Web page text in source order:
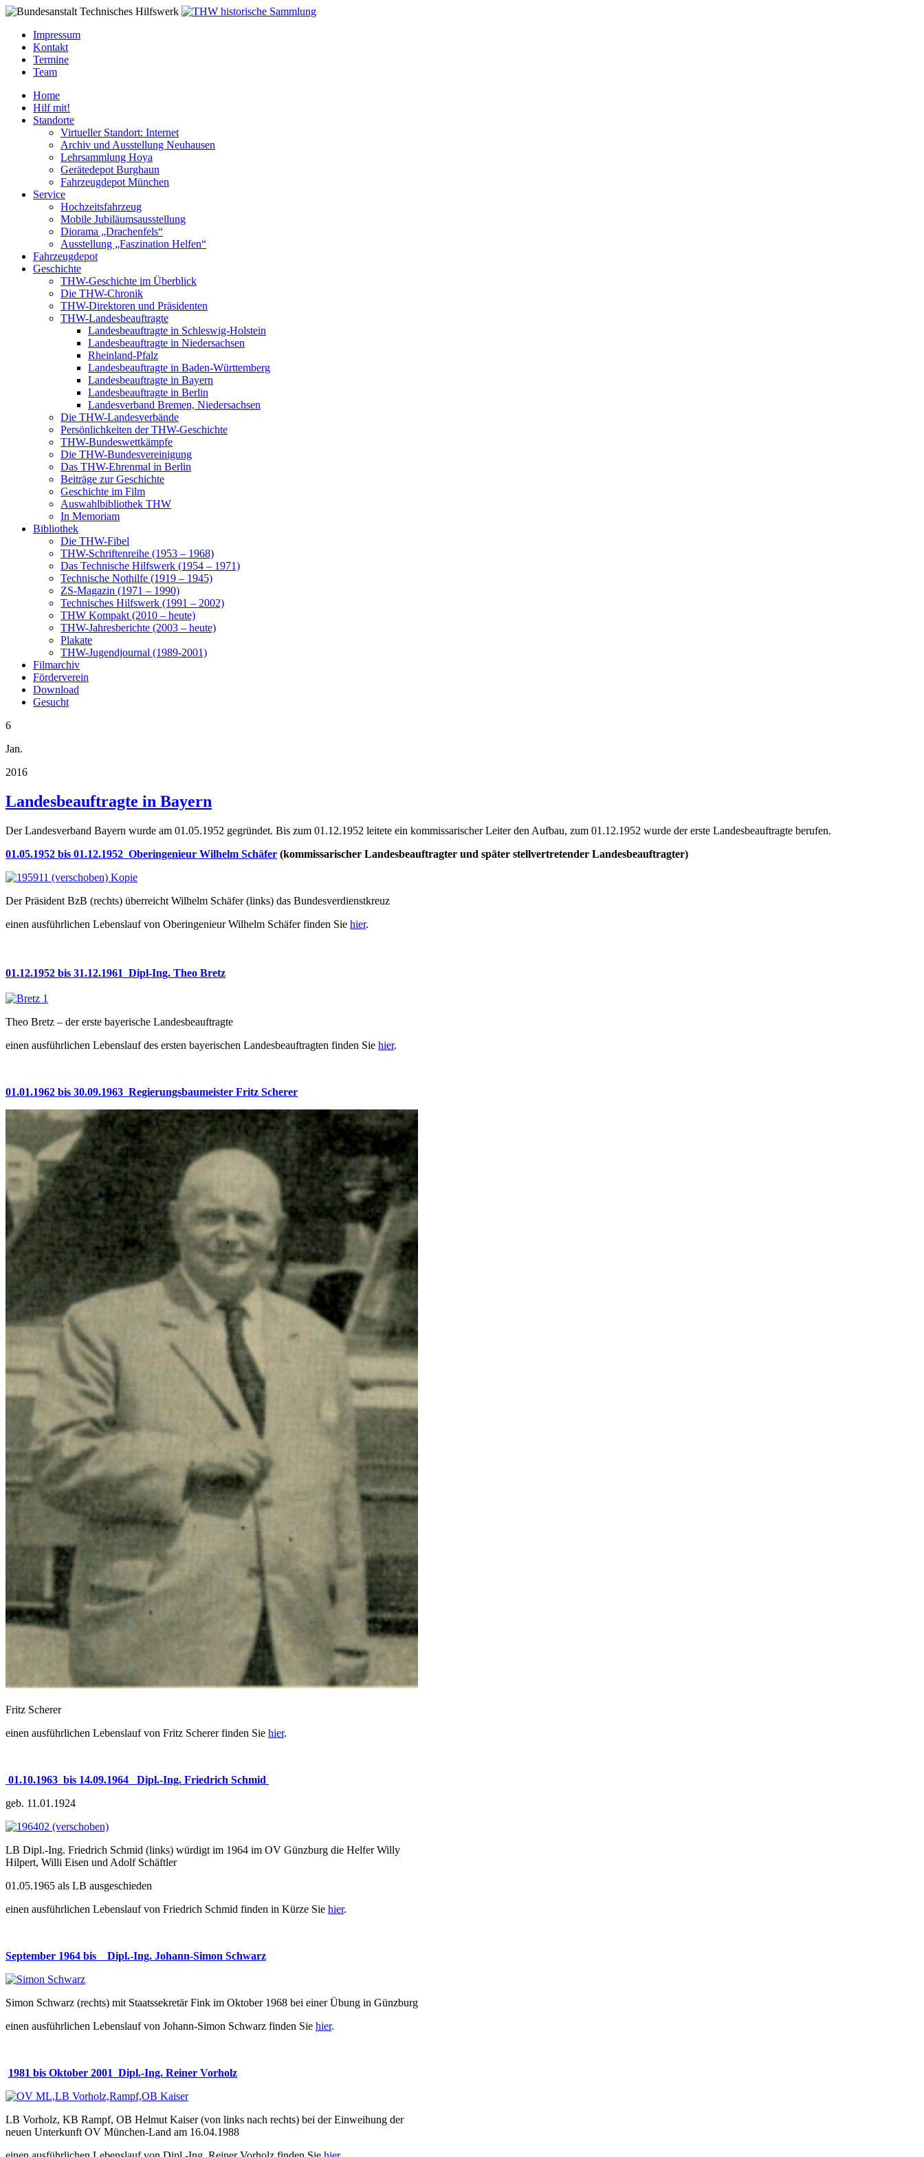
Impressum
Kontakt
Termine
Team
Home
Hilf mit!
Standorte
Virtueller Standort: Internet
Archiv und Ausstellung Neuhausen
Lehrsammlung Hoya
Gerätedepot Burghaun
Fahrzeugdepot München
Service
Hochzeitsfahrzeug
Mobile Jubiläumsausstellung
Diorama „Drachenfels“
Ausstellung „Faszination Helfen“
Fahrzeugdepot
Geschichte
THW-Geschichte im Überblick
Die THW-Chronik
THW-Direktoren und Präsidenten
THW-Landesbeauftragte
Landesbeauftragte in Schleswig-Holstein
Landesbeauftragte in Niedersachsen
Rheinland-Pfalz
Landesbeauftragte in Baden-Württemberg
Landesbeauftragte in Bayern
Landesbeauftragte in Berlin
Landesverband Bremen, Niedersachsen
Die THW-Landesverbände
Persönlichkeiten der THW-Geschichte
THW-Bundeswettkämpfe
Die THW-Bundesvereinigung
Das THW-Ehrenmal in Berlin
Beiträge zur Geschichte
Geschichte im Film
Auswahlbibliothek THW
In Memoriam
Bibliothek
Die THW-Fibel
THW-Schriftenreihe (1953 – 1968)
Das Technische Hilfswerk (1954 – 1971)
Technische Nothilfe (1919 – 1945)
ZS-Magazin (1971 – 1990)
Technisches Hilfswerk (1991 – 2002)
THW Kompakt (2010 – heute)
THW-Jahresberichte (2003 – heute)
Plakate
THW-Jugendjournal (1989-2001)
Filmarchiv
Förderverein
Download
Gesucht
6
Jan.
2016
Landesbeauftragte in Bayern
Der Landesverband Bayern wurde am 01.05.1952 gegründet. Bis zum 01.12.1952 leitete ein kommissarischer Leiter den Aufbau, zum 01.12.1952 wurde der erste Landesbeauftragte berufen.
01.05.1952 bis 01.12.1952 Oberingenieur Wilhelm Schäfer (kommissarischer Landesbeauftragter und später stellvertretender Landesbeauftragter)
Der Präsident BzB (rechts) überreicht Wilhelm Schäfer (links) das Bundesverdienstkreuz
einen ausführlichen Lebenslauf von Oberingenieur Wilhelm Schäfer finden Sie hier.
01.12.1952 bis 31.12.1961 Dipl-Ing. Theo Bretz
Theo Bretz – der erste bayerische Landesbeauftragte
einen ausführlichen Lebenslauf des ersten bayerischen Landesbeauftragten finden Sie hier.
01.01.1962 bis 30.09.1963 Regierungsbaumeister Fritz Scherer
Fritz Scherer
einen ausführlichen Lebenslauf von Fritz Scherer finden Sie hier.
01.10.1963 bis 14.09.1964 Dipl.-Ing. Friedrich Schmid
geb. 11.01.1924
LB Dipl.-Ing. Friedrich Schmid (links) würdigt im 1964 im OV Günzburg die Helfer Willy
Hilpert, Willi Eisen und Adolf Schäftler
01.05.1965 als LB ausgeschieden
einen ausführlichen Lebenslauf von Friedrich Schmid finden in Kürze Sie hier.
September 1964 bis Dipl.-Ing. Johann-Simon Schwarz
Simon Schwarz (rechts) mit Staatssekretär Fink im Oktober 1968 bei einer Übung in Günzburg
einen ausführlichen Lebenslauf von Johann-Simon Schwarz finden Sie hier.
1981 bis Oktober 2001 Dipl.-Ing. Reiner Vorholz
LB Vorholz, KB Rampf, OB Helmut Kaiser (von links nach rechts) bei der Einweihung der
neuen Unterkunft OV München-Land am 16.04.1988